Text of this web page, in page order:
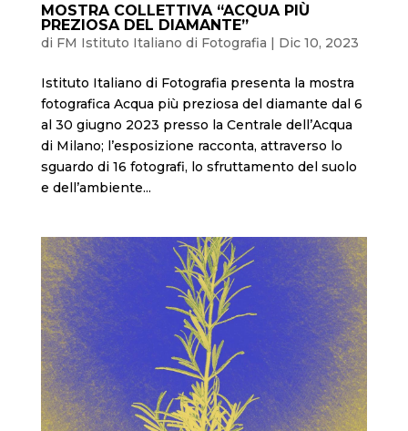
MOSTRA COLLETTIVA “ACQUA PIÙ
PREZIOSA DEL DIAMANTE”
di FM Istituto Italiano di Fotografia | Dic 10, 2023
Istituto Italiano di Fotografia presenta la mostra
fotografica Acqua più preziosa del diamante dal 6
al 30 giugno 2023 presso la Centrale dell’Acqua
di Milano; l’esposizione racconta, attraverso lo
sguardo di 16 fotografi, lo sfruttamento del suolo
e dell’ambiente...